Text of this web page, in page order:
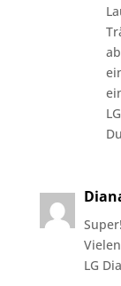
Super!
LG